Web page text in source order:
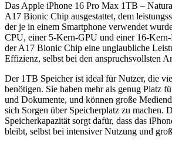
Das Apple iPhone 16 Pro Max 1TB –
A17 Bionic Chip ausgestattet, dem
der je in einem Smartphone verwendet
CPU, einer 5-Kern-GPU und einer 16-
der A17 Bionic Chip eine unglaubliche
Effizienz, selbst bei den anspruchsvollsten
Der 1TB Speicher ist ideal für Nutzer, die
benötigen. Sie haben mehr als genug Platz
und Dokumente, und können große
sich Sorgen über Speicherplatz zu machen.
Speicherkapazität sorgt dafür, dass das
bleibt, selbst bei intensiver Nutzung und